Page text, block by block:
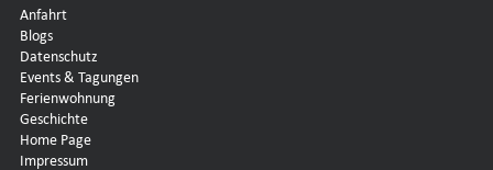
Anfahrt
Blogs
Datenschutz
Events & Tagungen
Ferienwohnung
Geschichte
Home Page
Impressum